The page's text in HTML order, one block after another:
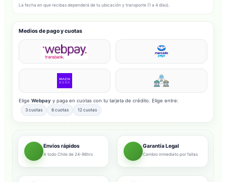
La fecha en que recibas dependerá de tu ubicación y transporte (1 a 4 días).
Medios de pago y cuotas
Elige Webpay y paga en cuotas con tu tarjeta de crédito. Elige entre:
3 cuotas 6 cuotas 12 cuotas
Envíos rápidos
A todo Chile de 24-96hrs
Garantía Legal
Cambio inmediato por fallas